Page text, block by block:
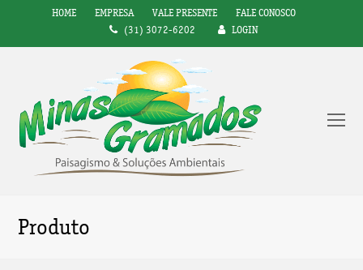
HOME EMPRESA VALE PRESENTE
FALE CONOSCO
(31) 3072-6202
LOGIN
Produto